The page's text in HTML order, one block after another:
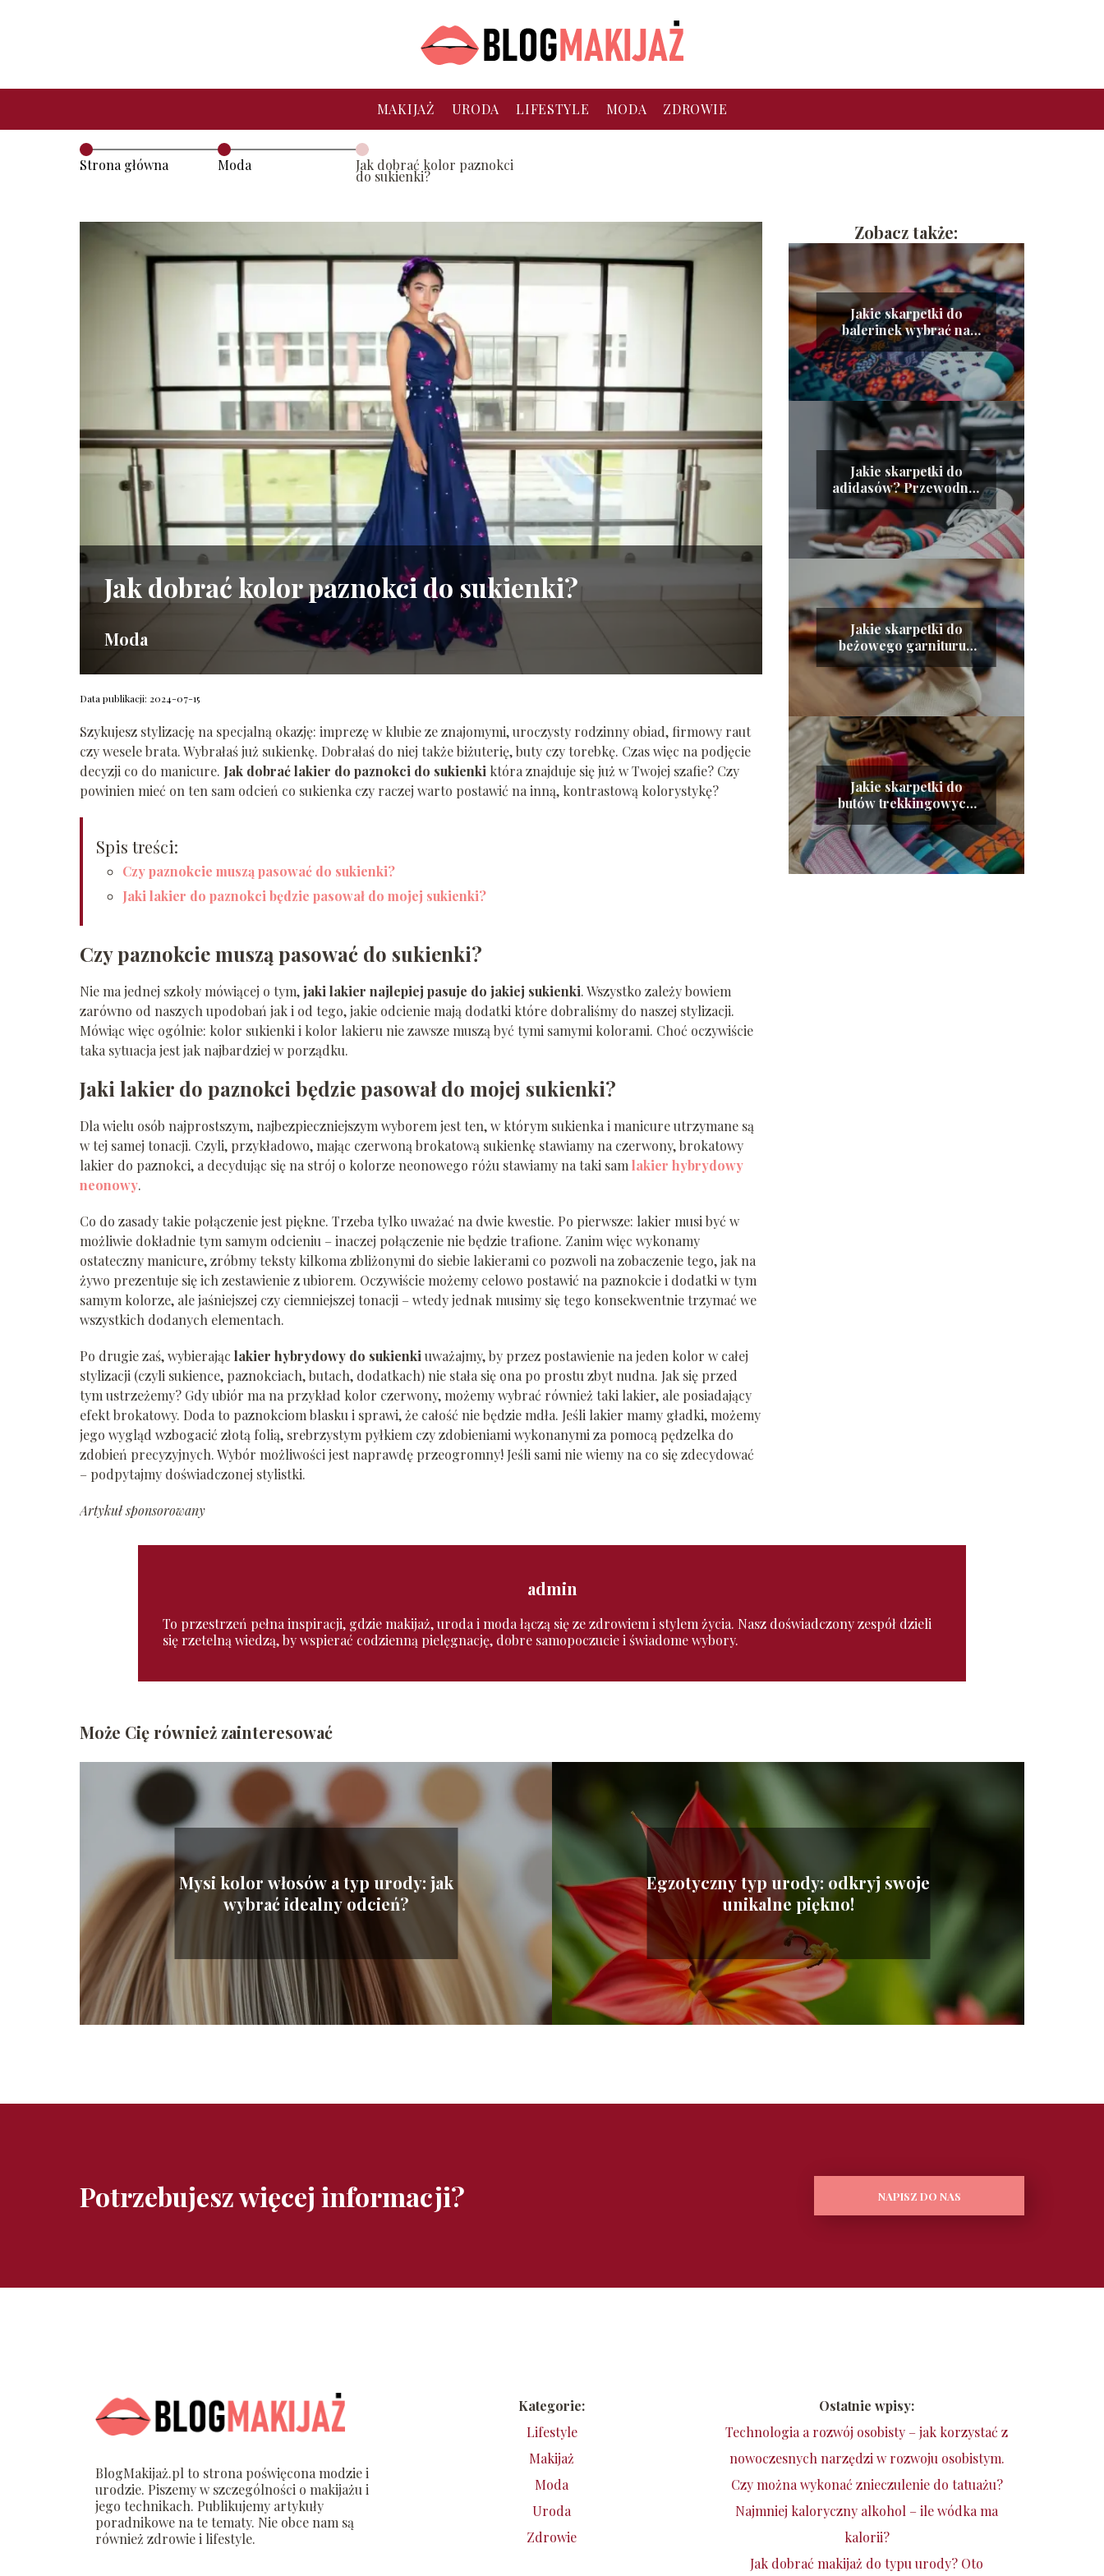
MAKIJAŻ URODA LIFESTYLE MODA ZDROWIE
Strona główna Moda Jak dobrać kolor paznokci
do sukienki?
Jak dobrać kolor paznokci do sukienki?
Moda
Data publikacji: 2024-07-15
Szykujesz stylizację na specjalną okazję: imprezę w klubie ze znajomymi, uroczysty rodzinny obiad, firmowy raut
czy wesele brata. Wybrałaś już sukienkę. Dobrałaś do niej także biżuterię, buty czy torebkę. Czas więc na podjęcie
decyzji co do manicure. Jak dobrać lakier do paznokci do sukienki która znajduje się już w Twojej szafie? Czy
powinien mieć on ten sam odcień co sukienka czy raczej warto postawić na inną, kontrastową kolorystykę?
Spis treści:
Czy paznokcie muszą pasować do sukienki?
Jaki lakier do paznokci będzie pasował do mojej sukienki?
Czy paznokcie muszą pasować do sukienki?
Nie ma jednej szkoły mówiącej o tym,jaki lakier najlepiej pasuje do jakiej sukienki. Wszystko zależy bowiem
zarówno od naszych upodobań jak i od tego, jakie odcienie mają dodatki które dobraliśmy do naszej stylizacji.
Mówiąc więc ogólnie: kolor sukienki i kolor lakieru nie zawsze muszą być tymi samymi kolorami. Choć oczywiście
taka sytuacja jest jak najbardziej w porządku.
Jaki lakier do paznokci będzie pasował do mojej sukienki?
Dla wielu osób najprostszym, najbezpieczniejszym wyborem jest ten, w którym sukienka i manicure utrzymane są
w tej samej tonacji. Czyli, przykładowo, mając czerwoną brokatową sukienkę stawiamy na czerwony, brokatowy
lakier do paznokci, a decydując się na strój o kolorze neonowego różu stawiamy na taki samlakier hybrydowy
neonowy.
Co do zasady takie połączenie jest piękne. Trzeba tylko uważać na dwie kwestie. Po pierwsze: lakier musi być w
możliwie dokładnie tym samym odcieniu – inaczej połączenie nie będzie trafione. Zanim więc wykonamy
ostateczny manicure, zróbmy teksty kilkoma zbliżonymi do siebie lakierami co pozwoli na zobaczenie tego, jak na
żywo prezentuje się ich zestawienie z ubiorem. Oczywiście możemy celowo postawić na paznokcie i dodatki w tym
samym kolorze, ale jaśniejszej czy ciemniejszej tonacji – wtedy jednak musimy się tego konsekwentnie trzymać we
wszystkich dodanych elementach.
Po drugie zaś, wybierając lakier hybrydowy do sukienkiuważajmy, by przez postawienie na jeden kolor w całej
stylizacji (czyli sukience, paznokciach, butach, dodatkach) nie stała się ona po prostu zbyt nudna. Jak się przed
tym ustrzeżemy? Gdy ubiór ma na przykład kolor czerwony, możemy wybrać również taki lakier, ale posiadający
efekt brokatowy. Doda to paznokciom blasku i sprawi, że całość nie będzie mdła. Jeśli lakier mamy gładki, możemy
jego wygląd wzbogacić złotą folią, srebrzystym pyłkiem czy zdobieniami wykonanymi za pomocą pędzelka do
zdobień precyzyjnych. Wybór możliwości jest naprawdę przeogromny! Jeśli sami nie wiemy na co się zdecydować
– podpytajmy doświadczonej stylistki.
Artykuł sponsorowany
Zobacz także:
Jakie skarpetki do
balerinek wybrać na
każdą okazję?
Jakie skarpetki do
adidasów? Przewodnik
po modnych
stylizacjach
Jakie skarpetki do
beżowego garnituru?
Oto najlepsze
propozycje!
Jakie skarpetki do
butów trekkingowych
wybrać na każdą porę
roku?
admin
To przestrzeń pełna inspiracji, gdzie makijaż, uroda i moda łączą się ze zdrowiem i stylem życia. Nasz doświadczony zespół dzieli
się rzetelną wiedzą, by wspierać codzienną pielęgnację, dobre samopoczucie i świadome wybory.
Może Cię również zainteresować
Mysi kolor włosów a typ urody: jak
wybrać idealny odcień?
Egzotyczny typ urody: odkryj swoje
unikalne piękno!
Potrzebujesz więcej informacji? NAPISZ DO NAS
BlogMakijaż.pl to strona poświęcona modzie i
urodzie. Piszemy w szczególności o makijażu i
jego technikach. Publikujemy artykuły
poradnikowe na te tematy. Nie obce nam są
również zdrowie i lifestyle.
Kategorie:
Lifestyle
Makijaż
Moda
Uroda
Zdrowie
Ostatnie wpisy:
Technologia a rozwój osobisty – jak korzystać z
nowoczesnych narzędzi w rozwoju osobistym.
Czy można wykonać znieczulenie do tatuażu?
Najmniej kaloryczny alkohol – ile wódka ma
kalorii?
Jak dobrać makijaż do typu urody? Oto